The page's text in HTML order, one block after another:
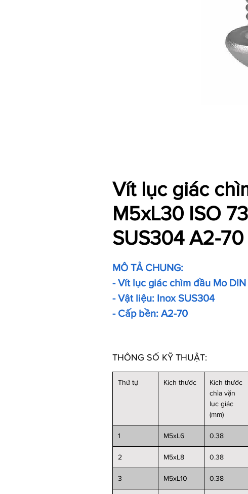
Vít lục giác
M5xL30 ISO
SUS304 A2-70
MÔ TẢ CHUNG:
- Vít lục giác chìm đầu Mo DIN
- Vật liệu: Inox SUS304
- Cấp bền: A2-70
THÔNG SỐ KỸ THUẬT:
Thứ tự Kích thước
Kích thước
chìa vặn
lục giác
(mm)
1 M5xL6 0.38
2 M5xL8 0.38
3 M5xL10 0.38